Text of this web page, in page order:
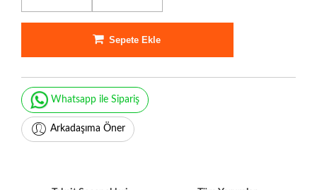
Sepete Ekle
Whatsapp ile Sipariş
Arkadaşıma Öner